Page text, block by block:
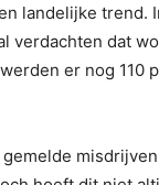
landelijke
verdachten dat
er nog 110